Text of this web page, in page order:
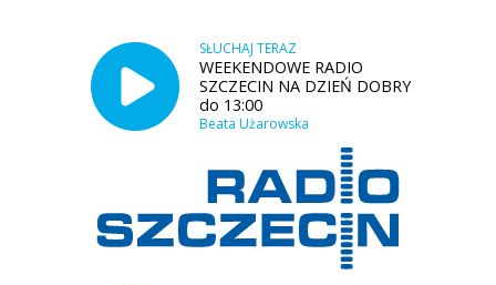
SŁUCHAJ TERAZ
WEEKENDOWE RADIO
SZCZECIN NA DZIEŃ DOBRY
do 13:00
Beata Użarowska